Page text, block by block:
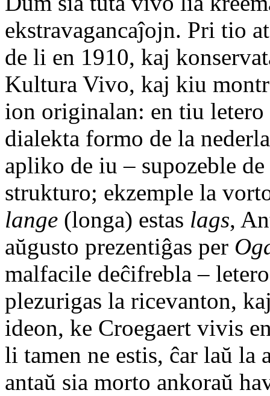
ekstravagancaĵojn. Pri tio
de li en 1910, kaj
Kultura Vivo, kaj kiu
ion originalan: en tiu letero
dialekta formo de la
apliko de iu – supozeble
strukturo; ekzemple la
lange (longa) estas lags,
aŭgusto prezentiĝas per
malfacile deĉifrebla –
plezurigas la ricevanton,
ideon, ke Croegaert vivis
li tamen ne estis, ĉar laŭ la
antaŭ sia morto ankoraŭ